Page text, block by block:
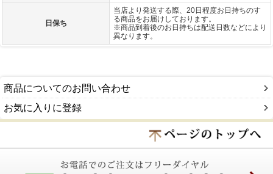
日保ち
当店より発送する際、20日程度お日持ちのす
る商品をお届けしております。
※商品到着後のお日持ちは配送日数などにより
異なります。
商品についてのお問い合わせ
お気に入りに登録